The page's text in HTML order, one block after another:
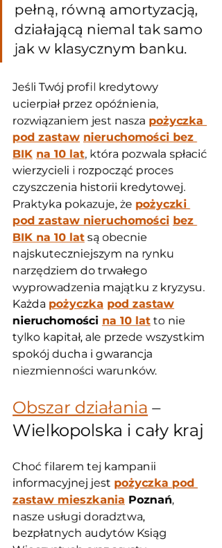
pełną, równą amortyzacją,
działającą niemal tak samo
jak w klasycznym banku.
Jeśli Twój profil kredytowy
ucierpiał przez opóźnienia,
rozwiązaniem jest nasza pożyczka
pod zastaw nieruchomości bez
BIK na 10 lat, która pozwala spłacić
wierzycieli i rozpocząć proces
czyszczenia historii kredytowej.
Praktyka pokazuje, że pożyczki
pod zastaw nieruchomości bez
BIK na 10 lat są obecnie
najskuteczniejszym na rynku
narzędziem do trwałego
wyprowadzenia majątku z kryzysu.
Każda pożyczka pod zastaw
nieruchomości na 10 lat to nie
tylko kapitał, ale przede wszystkim
spokój ducha i gwarancja
niezmienności warunków.
Obszar działania –
Wielkopolska i cały kraj
Choć filarem tej kampanii
informacyjnej jest pożyczka pod
zastaw mieszkania Poznań,
nasze usługi doradztwa,
bezpłatnych audytów Ksiąg